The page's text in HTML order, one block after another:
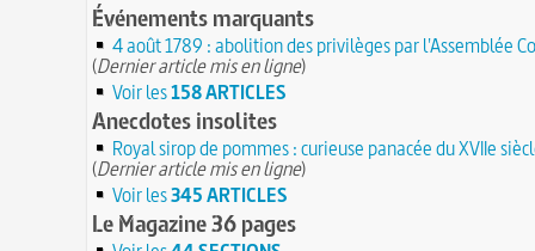
Événements marquants
4 août 1789 : abolition des privilèges par l'Assemblée
(Dernier article mis en ligne)
Voir les158 ARTICLES
Anecdotes insolites
Royal sirop de pommes : curieuse panacée du XVIIe
(Dernier article mis en ligne)
Voir les345 ARTICLES
Le Magazine 36 pages